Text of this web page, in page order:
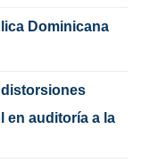
Dominicana
distorsiones
en auditoría a la